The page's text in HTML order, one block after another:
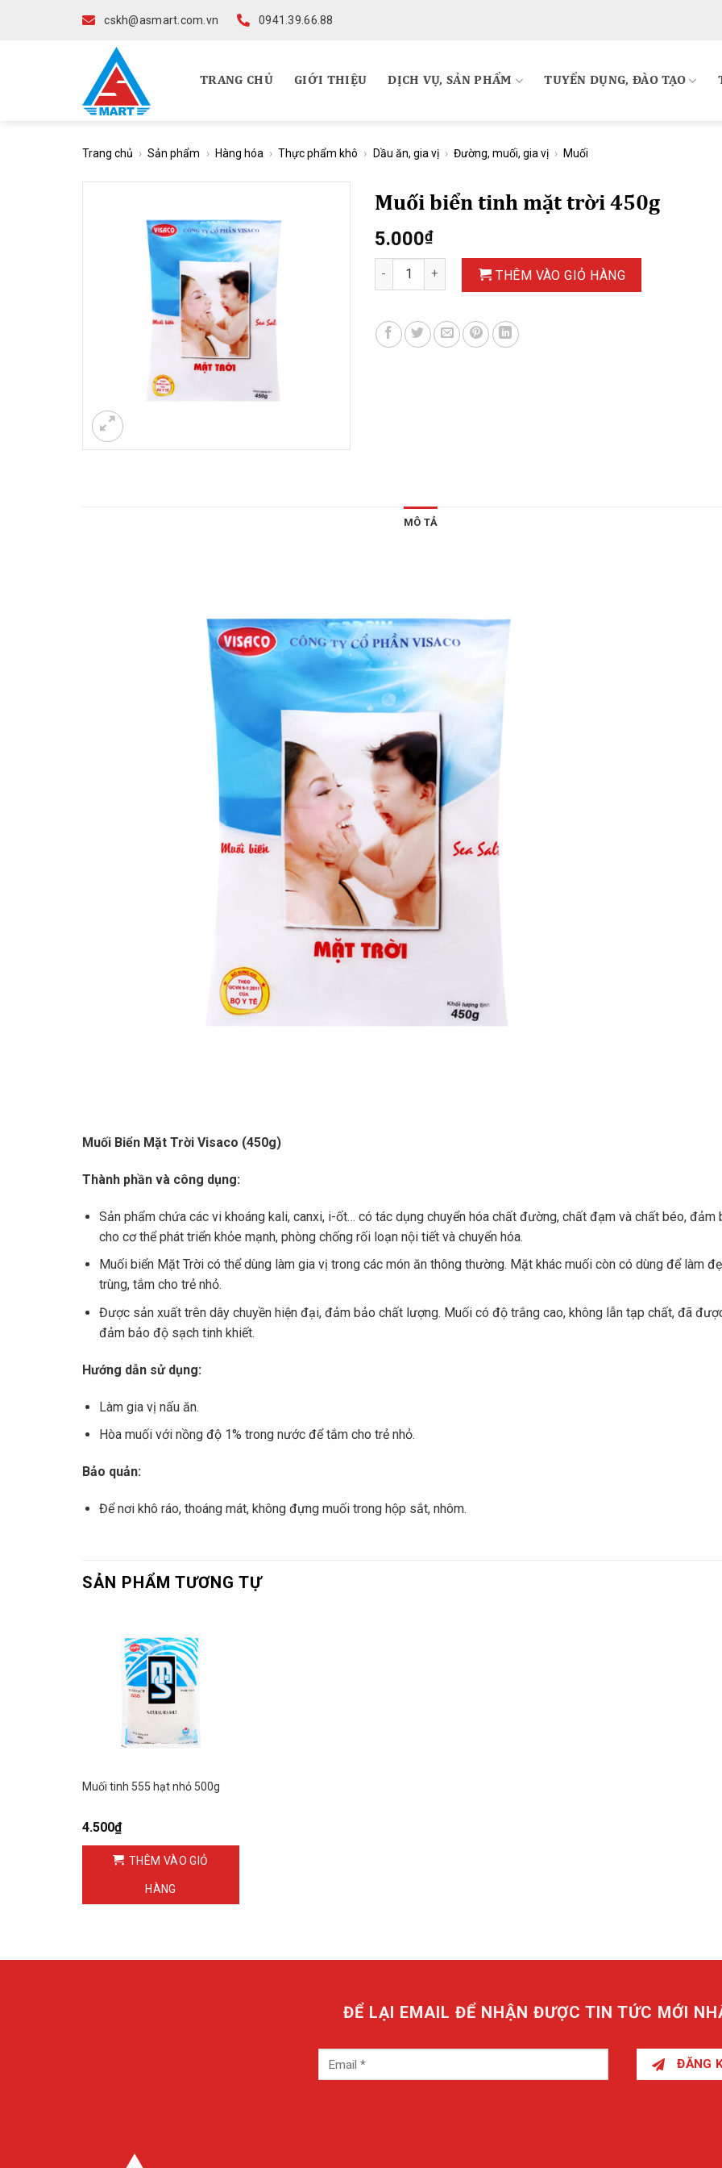
cskh@asmart.com.vn 0941.39.66.88
TRANG CHỦ GIỚI THIỆU DỊCH VỤ, SẢN PHẨM TUYỂN DỤNG, ĐÀO TẠO
Trang chủ › Sản phẩm › Hàng hóa › Thực phẩm khô › Dầu ăn, gia vị › Đường, muối, gia vị › Muối
Muối biển tinh mặt trời 450g
5.000₫
Muối biển tinh mặt trời 450g số lượng
THÊM VÀO GIỎ HÀNG
MÔ TẢ
Muối Biển Mặt Trời Visaco (450g)
Thành phần và công dụng:
Sản phẩm chứa các vi khoáng kali, canxi, i-ốt… có tác dụng chuyển hóa chất đường, chất đạm và chất béo, đảm
cho cơ thể phát triển khỏe mạnh, phòng chống rối loạn nội tiết và chuyển hóa.
Muối biển Mặt Trời có thể dùng làm gia vị trong các món ăn thông thường. Mặt khác muối còn có dùng để làm
trùng, tắm cho trẻ nhỏ.
Được sản xuất trên dây chuyền hiện đại, đảm bảo chất lượng. Muối có độ trắng cao, không lẫn tạp chất, đã
đảm bảo độ sạch tinh khiết.
Hướng dẫn sử dụng:
Làm gia vị nấu ăn.
Hòa muối với nồng độ 1% trong nước để tắm cho trẻ nhỏ.
Bảo quản:
Để nơi khô ráo, thoáng mát, không đựng muối trong hộp sắt, nhôm.
SẢN PHẨM TƯƠNG TỰ
Muối tinh 555 hạt nhỏ 500g
4.500₫
THÊM VÀO GIỎ
HÀNG
ĐỂ LẠI EMAIL ĐỂ NHẬN ĐƯỢC TIN TỨC MỚI
ĐĂNG